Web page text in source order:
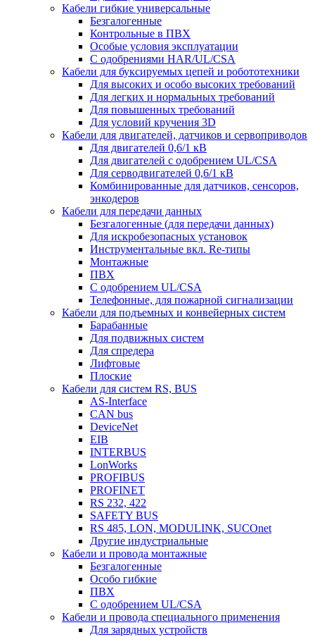
Кабели гибкие универсальные
Безгалогенные
Контрольные в ПВХ
Особые условия эксплуатации
С одобрениями HAR/UL/CSA
Кабели для буксируемых цепей и робототехники
Для высоких и особо высоких требований
Для легких и нормальных требований
Для повышенных требований
Для условий кручения 3D
Кабели для двигателей, датчиков и сервоприводов
Для двигателей 0,6/1 кВ
Для двигателей с одобрением UL/CSA
Для серводвигателей 0,6/1 кВ
Комбинированные для датчиков, cенсоров,
энкодеров
Кабели для передачи данных
Безгалогенные (для передачи данных)
Для искробезопасных установок
Инструментальные вкл. Re-типы
Монтажные
ПВХ
С одобрением UL/CSA
Телефонные, для пожарной сигнализации
Кабели для подъемных и конвейерных систем
Барабанные
Для подвижных систем
Для спредера
Лифтовые
Плоские
Кабели для систем RS, BUS
AS-Interface
CAN bus
DeviceNet
EIB
INTERBUS
LonWorks
PROFIBUS
PROFINET
RS 232, 422
SAFETY BUS
RS 485, LON, MODULINK, SUCOnet
Другие индустриальные
Кабели и провода монтажные
Безгалогенные
Особо гибкие
ПВХ
С одобрением UL/CSA
Кабели и провода специального применения
Для зарядных устройств